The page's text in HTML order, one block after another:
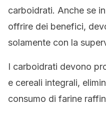
carboidrati. Anche se
offrire dei benefici,
solamente con la
I carboidrati devono
e cereali integrali,
consumo di farine